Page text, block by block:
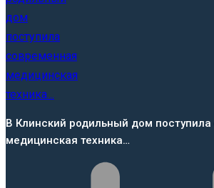
В Клинский родильный дом
медицинская техника…